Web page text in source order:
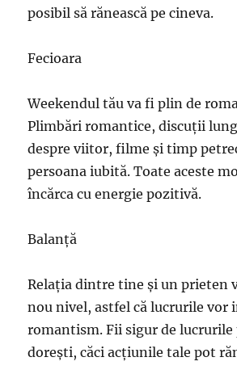
posibil să rănească pe cineva.
Fecioara
Weekendul tău va fi plin de
Plimbări romantice, discuții
despre viitor, filme și timp
persoana iubită. Toate aceste
încărca cu energie pozitivă.
Balanță
Relația dintre tine și un prieten
nou nivel, astfel că lucrurile vor
romantism. Fii sigur de lucrurile
dorești, căci acțiunile tale pot